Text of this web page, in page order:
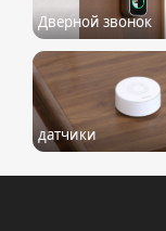
Дверной звонок
датчики